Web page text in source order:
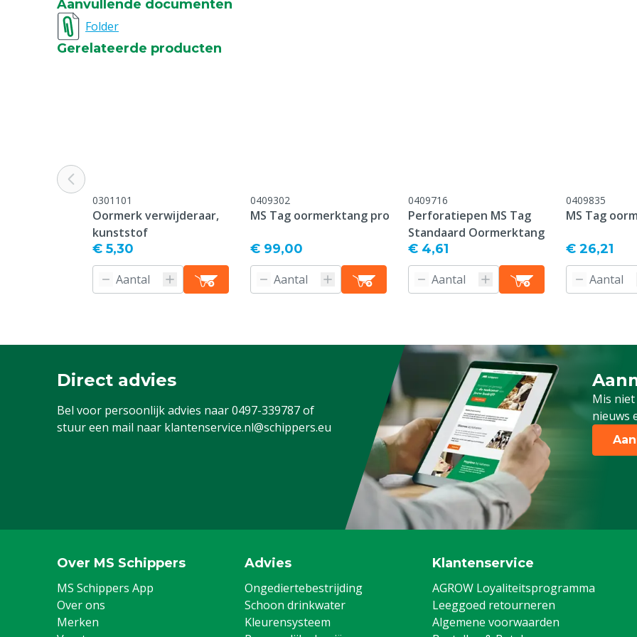
Bedrukking
Type sluiting pin
Kleur
Groen
Nummerreeks
Aanvullende documenten
Folder
Gerelateerde producten
0301101
Oormerk verwijderaar,
kunststof
€ 5,30
0409302
MS Tag oormerktang pro
€ 99,00
0409716
Perforatiepen MS Tag
Standaard Oormerktang
€ 4,61
0409835
MS Tag
€ 26,21
Direct advies
Bel voor persoonlijk advies naar0497-339787of
stuur een mail naar klantenservice.nl@schippers.eu
Mis
nieuws
Schrijf
Over MS Schippers
MS Schippers App
Over ons
Merken
Advies
Ongediertebestrijding
Schoon drinkwater
Kleurensysteem
Klantenservice
AGROW Loyaliteitsprogramma
Leeggoed retourneren
Algemene voorwaarden